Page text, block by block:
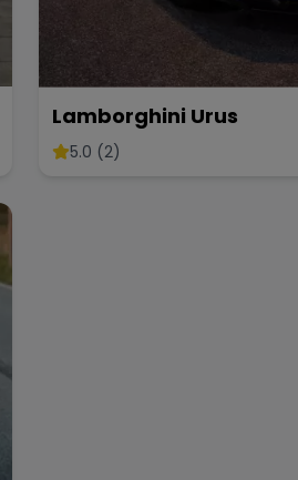
Lamborghini Urus
5.0 (2)